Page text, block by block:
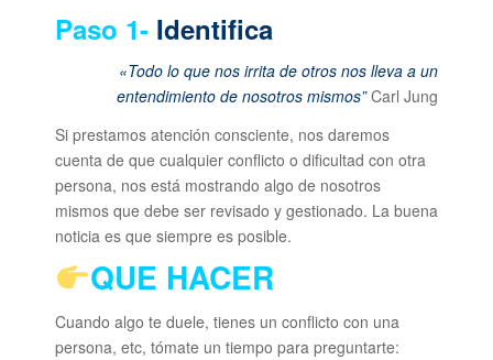
Paso 1-Identifica
«Todo lo que nos irrita de otros nos lleva a un
entendimiento de nosotros mismos”Carl Jung
Si prestamos atención consciente, nos daremos
cuenta de que cualquier conflicto o dificultad con otra
persona, nos está mostrando algo de nosotros
mismos que debe ser revisado y gestionado. La buena
noticia es que siempre es posible.
QUE HACER
Cuando algo te duele, tienes un conflicto con una
persona, etc, tómate un tiempo para preguntarte: